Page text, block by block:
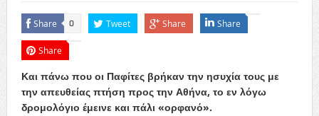
Share 0 Tweet Share Share
Share
Και πάνω που οι Παφίτες βρήκαν την ησυχία τους με
την απευθείας πτήση προς την Αθήνα, το εν λόγω
δρομολόγιο έμεινε και πάλι «ορφανό».